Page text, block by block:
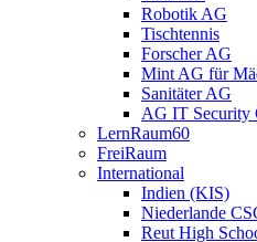
Robotik AG
Tischtennis
Forscher AG
Mint AG für
Sanitäter AG
AG IT Security
LernRaum60
FreiRaum
International
Indien (KIS)
Niederlande
Reut High